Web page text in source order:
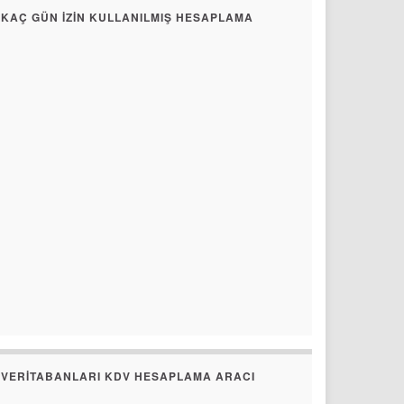
KAÇ GÜN İZIN KULLANILMIŞ HESAPLAMA
VERITABANLARI KDV HESAPLAMA ARACI